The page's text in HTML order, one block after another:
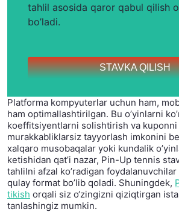
tahlil asosida qaror qabul qilish
bo’ladi.
STAVKA QILISH
Platforma kompyuterlar uchun ham,
ham optimallashtirilgan. Bu o’yinlarni
koeffitsiyentlarni solishtirish va
murakkabliklarsiz tayyorlash imkonini
xalqaro musobaqalar yoki kundalik
ketishidan qat’i nazar, Pin-Up tennis
tahlilni afzal ko’radigan
qulay format bo’lib qoladi. Shuningdek,
tikish orqali siz o‘zingizni qiziqtirgan
tanlashingiz mumkin.